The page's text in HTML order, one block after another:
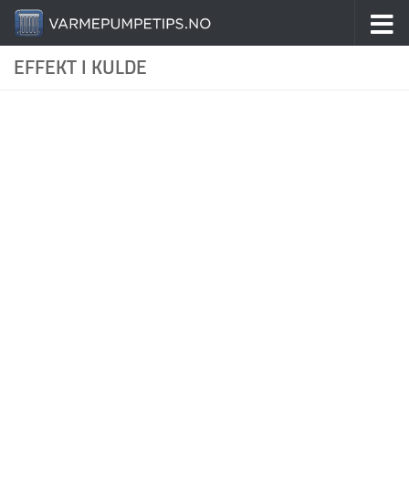
Skip to content
EFFEKT I KULDE